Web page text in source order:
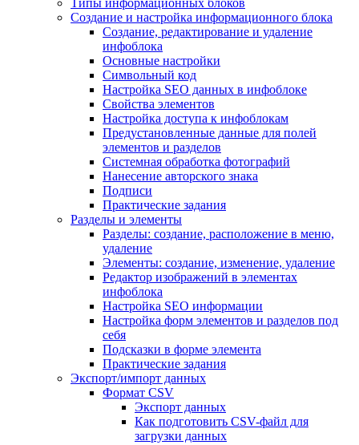
Типы информационных блоков
Создание и настройка информационного блока
Создание, редактирование и удаление
инфоблока
Основные настройки
Символьный код
Настройка SEO данных в инфоблоке
Свойства элементов
Настройка доступа к инфоблокам
Предустановленные данные для полей
элементов и разделов
Системная обработка фотографий
Нанесение авторского знака
Подписи
Практические задания
Разделы и элементы
Разделы: создание, расположение в меню,
удаление
Элементы: создание, изменение, удаление
Редактор изображений в элементах
инфоблока
Настройка SEO информации
Настройка форм элементов и разделов под
себя
Подсказки в форме элемента
Практические задания
Экспорт/импорт данных
Формат CSV
Экспорт данных
Как подготовить CSV-файл для
загрузки данных